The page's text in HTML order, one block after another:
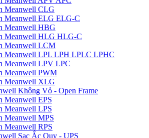
Meanwell CLG
Meanwell ELG ELG-C
Meanwell HBG
Meanwell HLG HLG-C
Meanwell LCM
Meanwell LPL LPH LPLC LPHC
Meanwell LPV LPC
Meanwell PWM
Meanwell XLG
Không Vỏ - Open Frame
Meanwell EPS
Meanwell LPS
Meanwell MPS
Meanwell RPS
Sạc Ắc Quy - UPS